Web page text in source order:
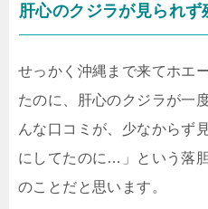
肝心のクジラが見られず
せっかく沖縄まで来てホエ
たのに、肝心のクジラが
んな口コミが、少なからず
にしてたのに…」という落
のことだと思います。